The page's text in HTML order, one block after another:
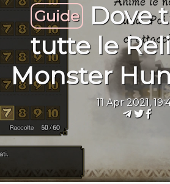
Guide
Dove
tutte le
Monster
11 Apr 2021,